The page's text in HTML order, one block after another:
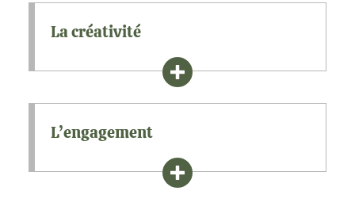
La créativité
L’engagement